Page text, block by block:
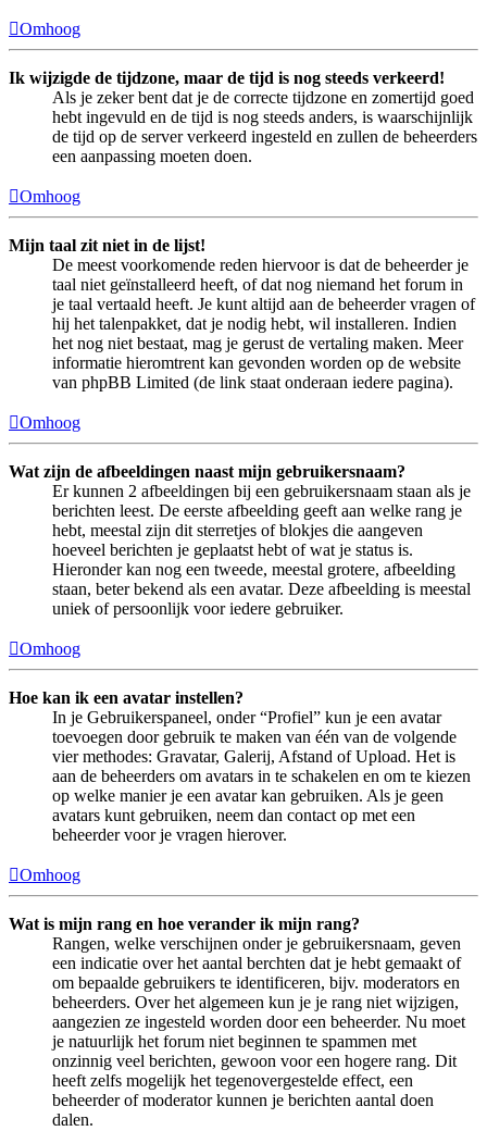
Omhoog
Ik wijzigde de tijdzone, maar de tijd is nog steeds verkeerd!
Als je zeker bent dat je de correcte tijdzone en zomertijd goed
hebt ingevuld en de tijd is nog steeds anders, is waarschijnlijk
de tijd op de server verkeerd ingesteld en zullen de beheerders
een aanpassing moeten doen.
Omhoog
Mijn taal zit niet in de lijst!
De meest voorkomende reden hiervoor is dat de beheerder je
taal niet geïnstalleerd heeft, of dat nog niemand het forum in
je taal vertaald heeft. Je kunt altijd aan de beheerder vragen of
hij het talenpakket, dat je nodig hebt, wil installeren. Indien
het nog niet bestaat, mag je gerust de vertaling maken. Meer
informatie hieromtrent kan gevonden worden op de website
van phpBB Limited (de link staat onderaan iedere pagina).
Omhoog
Wat zijn de afbeeldingen naast mijn gebruikersnaam?
Er kunnen 2 afbeeldingen bij een gebruikersnaam staan als je
berichten leest. De eerste afbeelding geeft aan welke rang je
hebt, meestal zijn dit sterretjes of blokjes die aangeven
hoeveel berichten je geplaatst hebt of wat je status is.
Hieronder kan nog een tweede, meestal grotere, afbeelding
staan, beter bekend als een avatar. Deze afbeelding is meestal
uniek of persoonlijk voor iedere gebruiker.
Omhoog
Hoe kan ik een avatar instellen?
In je Gebruikerspaneel, onder “Profiel” kun je een avatar
toevoegen door gebruik te maken van één van de volgende
vier methodes: Gravatar, Galerij, Afstand of Upload. Het is
aan de beheerders om avatars in te schakelen en om te kiezen
op welke manier je een avatar kan gebruiken. Als je geen
avatars kunt gebruiken, neem dan contact op met een
beheerder voor je vragen hierover.
Omhoog
Wat is mijn rang en hoe verander ik mijn rang?
Rangen, welke verschijnen onder je gebruikersnaam, geven
een indicatie over het aantal berchten dat je hebt gemaakt of
om bepaalde gebruikers te identificeren, bijv. moderators en
beheerders. Over het algemeen kun je je rang niet wijzigen,
aangezien ze ingesteld worden door een beheerder. Nu moet
je natuurlijk het forum niet beginnen te spammen met
onzinnig veel berichten, gewoon voor een hogere rang. Dit
heeft zelfs mogelijk het tegenovergestelde effect, een
beheerder of moderator kunnen je berichten aantal doen
dalen.